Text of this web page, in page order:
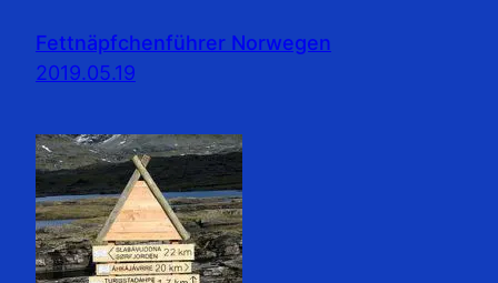
Fettnäpfchenführer Norwegen
2019.05.19